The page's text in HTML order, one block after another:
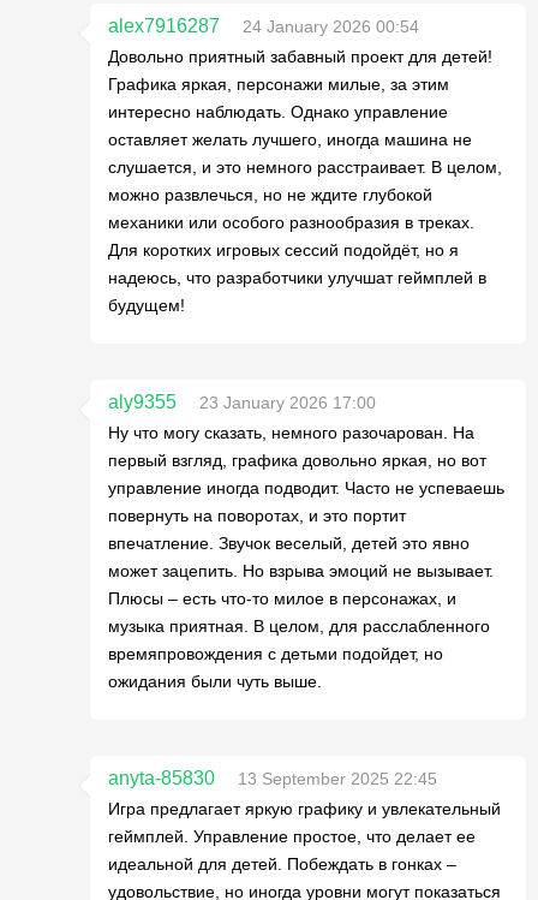
alex7916287
24 January 2026 00:54
Довольно приятный забавный проект для детей!
Графика яркая, персонажи милые, за этим
интересно наблюдать. Однако управление
оставляет желать лучшего, иногда машина не
слушается, и это немного расстраивает. В целом,
можно развлечься, но не ждите глубокой
механики или особого разнообразия в треках.
Для коротких игровых сессий подойдёт, но я
надеюсь, что разработчики улучшат геймплей в
будущем!
aly9355
23 January 2026 17:00
Ну что могу сказать, немного разочарован. На
первый взгляд, графика довольно яркая, но вот
управление иногда подводит. Часто не успеваешь
повернуть на поворотах, и это портит
впечатление. Звучок веселый, детей это явно
может зацепить. Но взрыва эмоций не вызывает.
Плюсы – есть что-то милое в персонажах, и
музыка приятная. В целом, для расслабленного
времяпровождения с детьми подойдет, но
ожидания были чуть выше.
anyta-85830
13 September 2025 22:45
Игра предлагает яркую графику и увлекательный
геймплей. Управление простое, что делает ее
идеальной для детей. Побеждать в гонках –
удовольствие, но иногда уровни могут показаться